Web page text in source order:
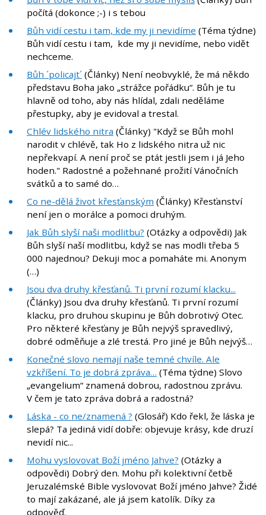
počítá (dokonce ;-) i s tebou
Bůh vidí cestu i tam, kde my ji nevidíme (Téma týdne)
Bůh vidí cestu i tam, kde my ji nevidíme, nebo vidět
nechceme.
Bůh ´policajt´ (Články) Není neobvyklé, že má někdo
představu Boha jako „strážce pořádku“. Bůh je tu
hlavně od toho, aby nás hlídal, zdali neděláme
přestupky, aby je evidoval a trestal.
Chlév lidského nitra (Články) "Když se Bůh mohl
narodit v chlévě, tak Ho z lidského nitra už nic
nepřekvapí. A není proč se ptát jestli jsem i já Jeho
hoden." Radostné a požehnané prožití Vánočních
svátků a to samé do…
Co ne-dělá život křesťanským (Články) Křesťanství
není jen o morálce a pomoci druhým.
Jak Bůh slyší naši modlitbu? (Otázky a odpovědi) Jak
Bůh slyší naší modlitbu, když se nas modli třeba 5
000 najednou? Dekuji moc a pomaháte mi. Anonym
(…)
Jsou dva druhy křesťanů. Ti první rozumí klacku...
(Články) Jsou dva druhy křesťanů. Ti první rozumí
klacku, pro druhou skupinu je Bůh dobrotivý Otec.
Pro některé křesťany je Bůh nejvýš spravedlivý,
dobré odměňuje a zlé trestá. Pro jiné je Bůh nejvýš…
Konečné slovo nemají naše temné chvíle. Ale
vzkříšení. To je dobrá zpráva… (Téma týdne) Slovo
„evangelium“ znamená dobrou, radostnou zprávu.
V čem je tato zpráva dobrá a radostná?
Láska - co ne/znamená ? (Glosář) Kdo řekl, že láska je
slepá? Ta jediná vidí dobře: objevuje krásy, kde druzí
nevidí nic...
Mohu vyslovovat Boží jméno Jahve? (Otázky a
odpovědi) Dobrý den. Mohu při kolektivní četbě
Jeruzalémské Bible vyslovovat Boží jméno Jahve? Židé
to mají zakázané, ale já jsem katolík. Díky za
odpověď.